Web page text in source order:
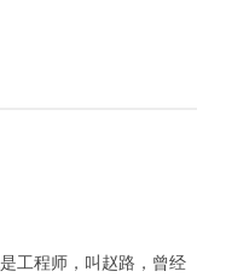
工程师，叫赵路，曾经